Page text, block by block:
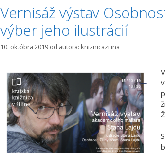
Vernisáž výstav
výber jeho ilustrácií
10. októbra 2019 od autora: kniznicazilina